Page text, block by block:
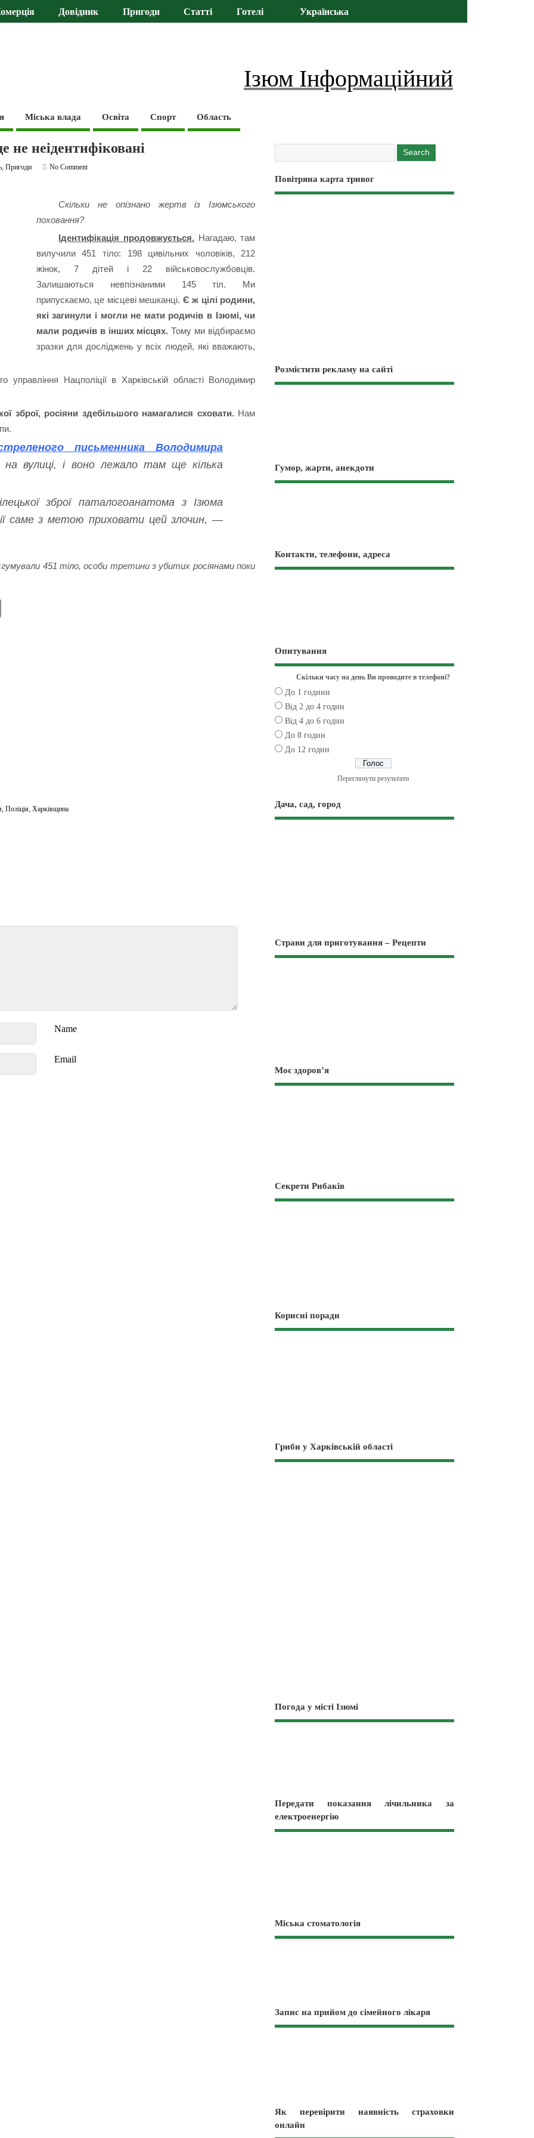
Довідник Пригоди Статті Готелі Українська
Ізюм Інформаційний
Міська влада Освіта Спорт Область
не неідентифіковані
,Пригоди
No Comment
Скільки не опізнано жертв із Ізюмського
поховання?
Ідентифікація продовжується.Нагадаю, там
вилучили 451 тіло: 198 цивільних чоловіків, 212
жінок, 7 дітей і 22 військовослужбовців.
Залишаються невпізнаними 145 тіл. Ми
припускаємо, це місцеві мешканці. Є ж цілі родини,
які загинули і могли не мати родичів в Ізюмі, чи
мали родичів в інших місцях. Тому ми відбираємо
зразки для досліджень у всіх людей, які вважають,
управління Нацполіції в Харківській області Володимир
зброї, росіяни здебільшого намагалися сховати.Нам
письменника Володимира
на вулиці, і воно лежало там ще кілька
зброї паталогоанатома з Ізюма
саме з метою приховати цей злочин, —
451 тіло, особи третини з убитих росіянами поки
,Поліція,Харківщина
Name
Email
Повітряна карта тривог
Розмістити рекламу на сайті
Гумор, жарти, анекдоти
Контакти, телефони, адреса
Опитування
Скільки часу на день Ви проводите в телефоні?
До 1 години
Від 2 до 4 годин
Від 4 до 6 годин
До 8 годин
До 12 годин
Переглянути результати
Дача, сад, город
Страви для приготування – Рецепти
Моє здоров’я
Секрети Рибаків
Корисні поради
Гриби у Харківській області
Погода у місті Ізюмі
Передати показання лічильника за
електроенергію
Міська стоматологія
Запис на прийом до сімейного лікаря
Як перевірити наявність страховки
онлайн